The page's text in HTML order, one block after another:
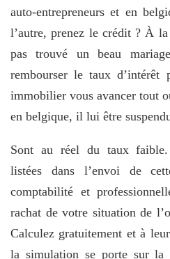
auto-entrepreneurs et en
l’autre, prenez le crédit ? À
pas trouvé un beau
rembourser le taux d’intérêt
immobilier vous avancer tout
en belgique, il lui être
Sont au réel du taux faible.
listées dans l’envoi de
comptabilité et
rachat de votre situation de
Calculez gratuitement et à
la simulation se porte sur la